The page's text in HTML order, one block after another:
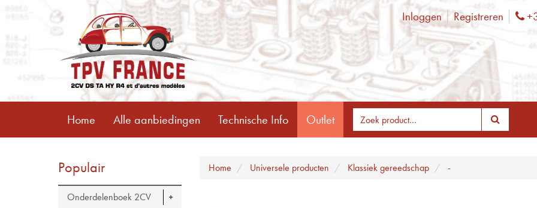
Inloggen Registreren
Home Alle aanbiedingen Technische Info Outlet
Populair
Onderdelenboek 2CV
Home Universele producten Klassiek gereedschap -